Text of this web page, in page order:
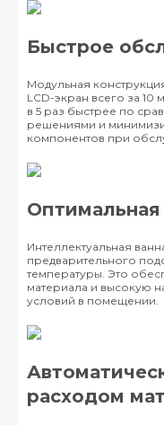
Быстрое
Модульная
LCD-экран всего за 10
в 5 раз быстрее по
решениями и
компонентов при
Оптимальная
Интеллектуальная
предварительного
температуры. Это
материала и высокую
условий в помещении.
расходом